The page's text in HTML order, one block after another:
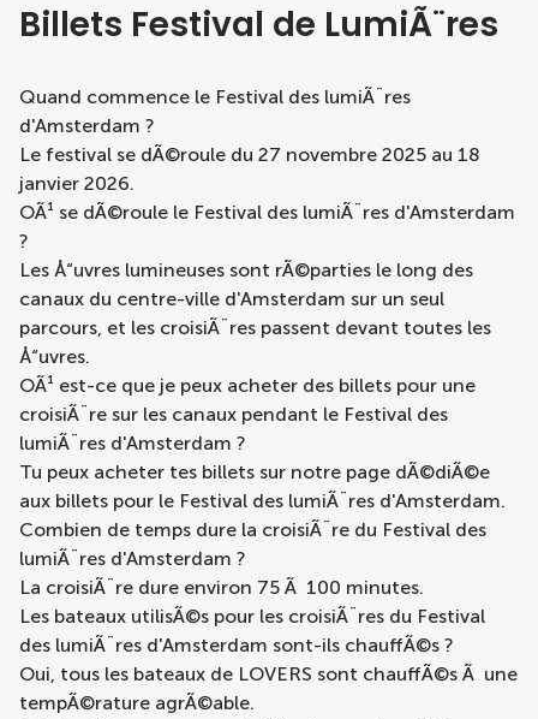
Billets Festival de LumiÃ¨res
Quand commence le Festival des lumiÃ¨res
d'Amsterdam ?
Le festival se dÃ©roule du 27 novembre 2025 au 18
janvier 2026.
OÃ¹ se dÃ©roule le Festival des lumiÃ¨res d'Amsterdam
?
Les Å“uvres lumineuses sont rÃ©parties le long des
canaux du centre-ville d'Amsterdam sur un seul
parcours, et les croisiÃ¨res passent devant toutes les
Å“uvres.
OÃ¹ est-ce que je peux acheter des billets pour une
croisiÃ¨re sur les canaux pendant le Festival des
lumiÃ¨res d'Amsterdam ?
Tu peux acheter tes billets sur notre page dÃ©diÃ©e
aux billets pour le Festival des lumiÃ¨res d'Amsterdam.
Combien de temps dure la croisiÃ¨re du Festival des
lumiÃ¨res d'Amsterdam ?
La croisiÃ¨re dure environ 75 Ã 100 minutes.
Les bateaux utilisÃ©s pour les croisiÃ¨res du Festival
des lumiÃ¨res d'Amsterdam sont-ils chauffÃ©s ?
Oui, tous les bateaux de LOVERS sont chauffÃ©s Ã une
tempÃ©rature agrÃ©able.